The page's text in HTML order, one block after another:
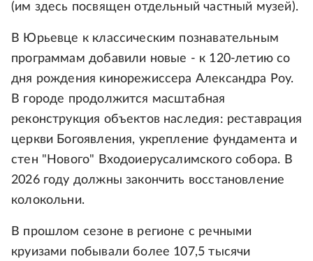
(им здесь посвящен отдельный частный музей).
В Юрьевце к классическим познавательным
программам добавили новые - к 120-летию со
дня рождения кинорежиссера Александра Роу.
В городе продолжится масштабная
реконструкция объектов наследия: реставрация
церкви Богоявления, укрепление фундамента и
стен "Нового" Входоиерусалимского собора. В
2026 году должны закончить восстановление
колокольни.
В прошлом сезоне в регионе с речными
круизами побывали более 107,5 тысячи